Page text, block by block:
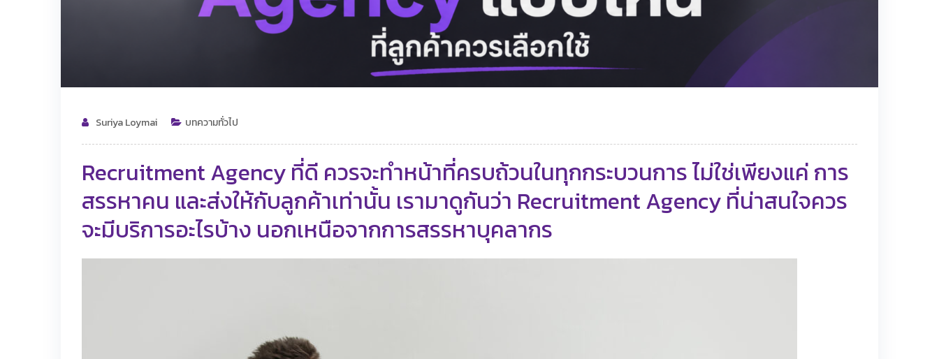
Suriya Loymai บทความทั่วไป
Recruitment Agency ที่ดี ควรจะทำหน้าที่ครบถ้วนในทุกกระบวนการ ไม่ใช่เพียงแค่ การ
สรรหาคน และส่งให้กับลูกค้าเท่านั้น เรามาดูกันว่า Recruitment Agency ที่น่าสนใจควร
จะมีบริการอะไรบ้าง นอกเหนือจากการสรรหาบุคลากร